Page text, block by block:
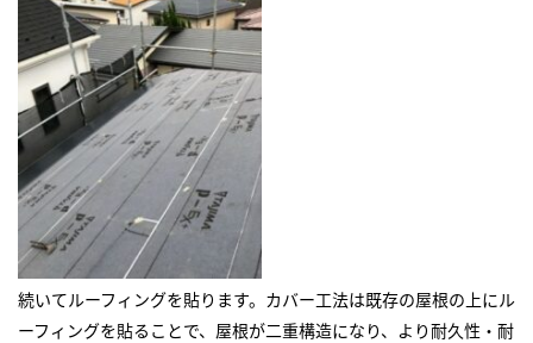
続いてルーフィングを貼ります。カバー工法は既存の屋根の上にル
ーフィングを貼ることで、屋根が二重構造になり、より耐久性・耐